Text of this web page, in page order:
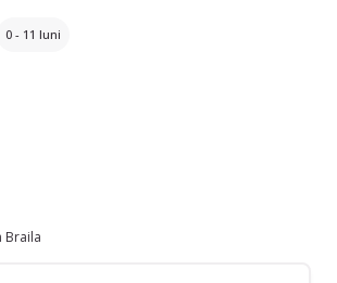
0 - 11 luni
Braila